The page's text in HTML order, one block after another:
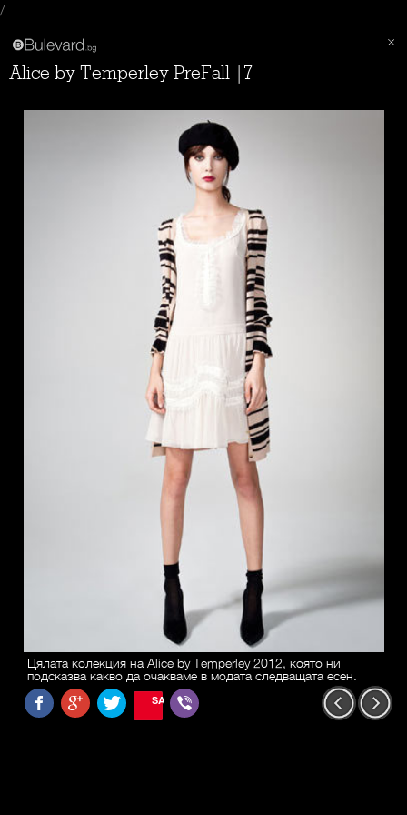
/
Alice by Temperley PreFall |7
Цялата колекция на Alice by Temperley 2012, която ни
подсказва какво да очакваме в модата следващата есен.
SAVE